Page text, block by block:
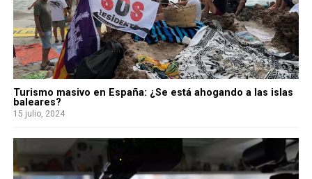
Turismo masivo en España: ¿Se está ahogando a las islas
baleares?
15 julio, 2024